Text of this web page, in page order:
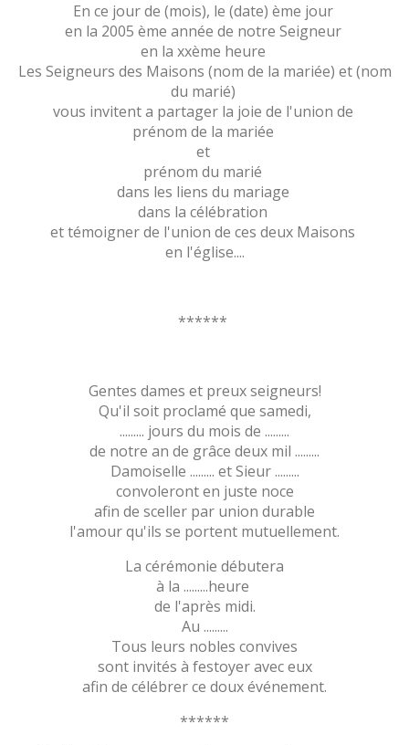
En ce jour de (mois), le (date) ème jour
en la 2005 ème année de notre Seigneur
en la xxème heure
Les Seigneurs des Maisons (nom de la mariée) et (nom
du marié)
vous invitent a partager la joie de l'union de
prénom de la mariée
et
prénom du marié
dans les liens du mariage
dans la célébration
et témoigner de l'union de ces deux Maisons
en l'église....
******
Gentes dames et preux seigneurs!
Qu'il soit proclamé que samedi,
......... jours du mois de .........
de notre an de grâce deux mil .........
Damoiselle ......... et Sieur .........
convoleront en juste noce
afin de sceller par union durable
l'amour qu'ils se portent mutuellement.
La cérémonie débutera
à la .........heure
de l'après midi.
Au .........
Tous leurs nobles convives
sont invités à festoyer avec eux
afin de célébrer ce doux événement.
******